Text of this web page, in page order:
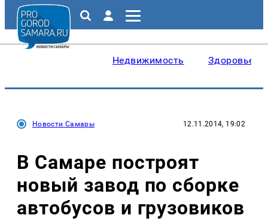
Недвижимость Здоровье
Новости Самары 12.11.2014, 19:02
В Самаре построят
новый завод по сборке
автобусов и грузовиков